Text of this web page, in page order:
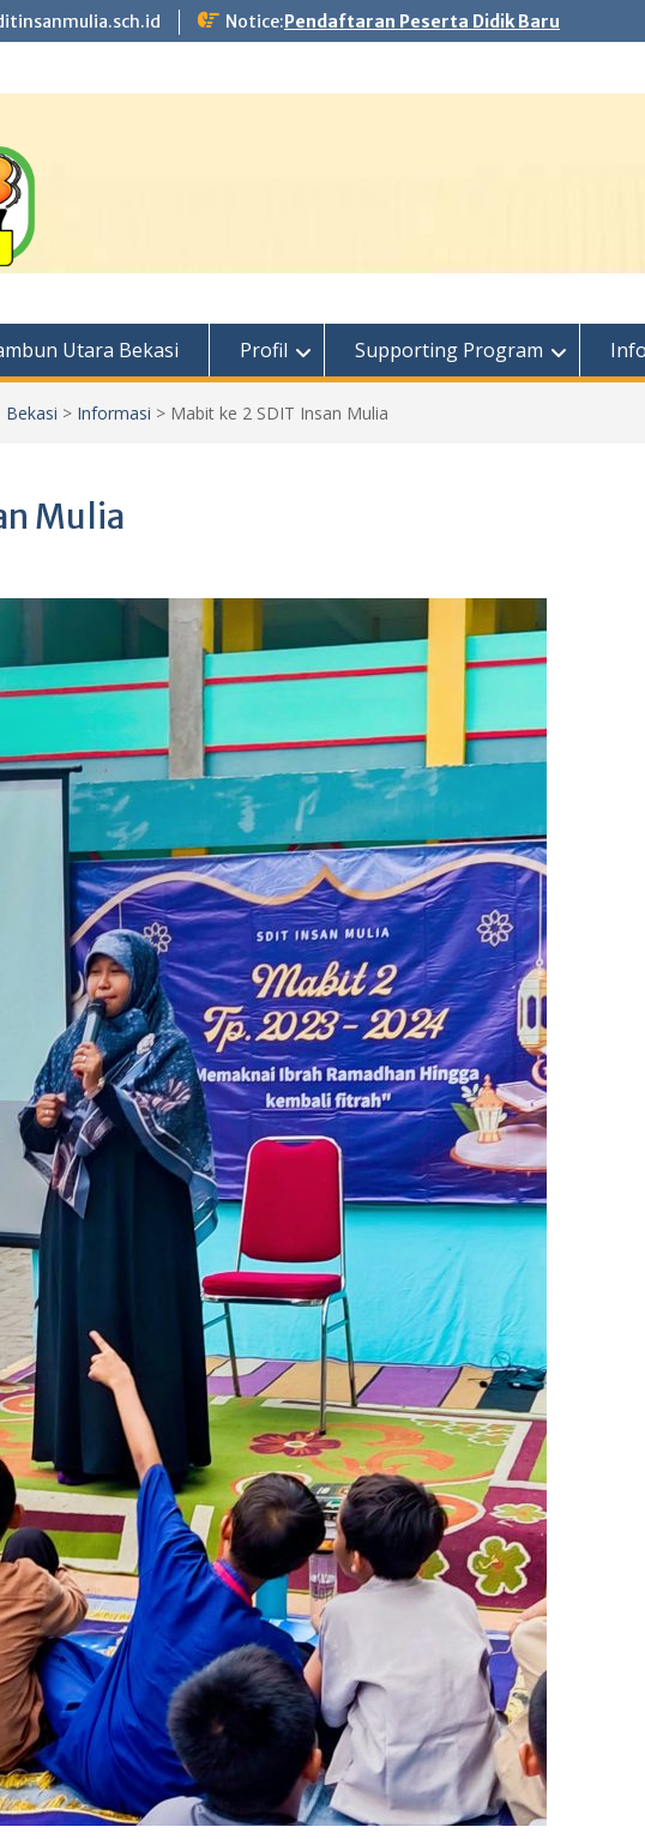
Notice:Pendaftaran Peserta Didik Baru
Utara Bekasi Profil Supporting Program
Bekasi > Informasi > Mabit ke 2 SDIT Insan Mulia
Mulia